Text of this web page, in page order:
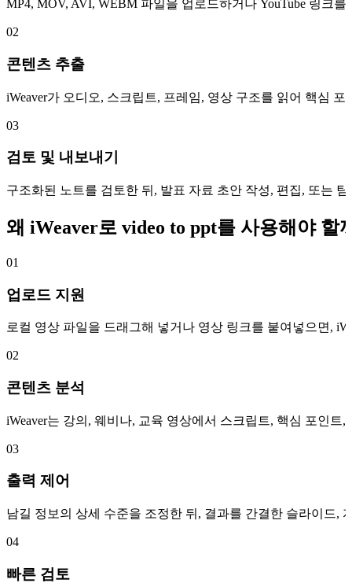
MP4, MOV, AVI, WEBM 파일을 업로드하거나 YouTube 링크
02
콘텐츠 추출
iWeaver가 오디오, 스크립트, 프레임, 영상 구조를 읽어 핵심
03
검토 및 내보내기
구조화된 노트를 검토한 뒤, 발표 자료 초안 작성, 편집, 또는
왜 iWeaver로 video to ppt를 사용해야 할
01
업로드 지원
로컬 영상 파일을 드래그해 넣거나 영상 링크를 붙여넣으면,
02
콘텐츠 분석
iWeaver는 강의, 웨비나, 교육 영상에서 스크립트, 핵심 포인
03
출력 제어
남길 정보의 상세 수준을 조정한 뒤, 결과를 간결한 슬라이드,
04
빠른 검토